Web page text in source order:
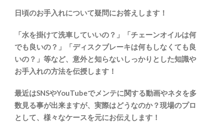
日頃のお手入れについて疑問にお答えします！
「水を掛けて洗車していいの？」「チェーンオイルは何
でも良いの？」「ディスクブレーキは何もしなくても良
いの？」等など、意外と知らないしっかりとした知識や
お手入れの方法を伝授します！
最近はSNSやYouTubeでメンテに関する動画やネタを多
数見る事が出来ますが、実際はどうなのか？現場のプロ
として、様々なケースを元にお伝えします！